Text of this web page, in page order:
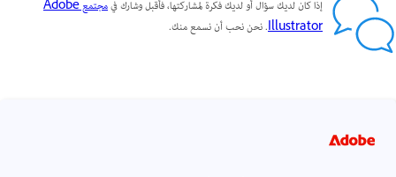
إذا كان لديك سؤال أو لديك فكرة لمشاركتها، فأقبل وشارك في
مجتمع Adobe
Illustrator. نحن نحب أن نسمع منك.